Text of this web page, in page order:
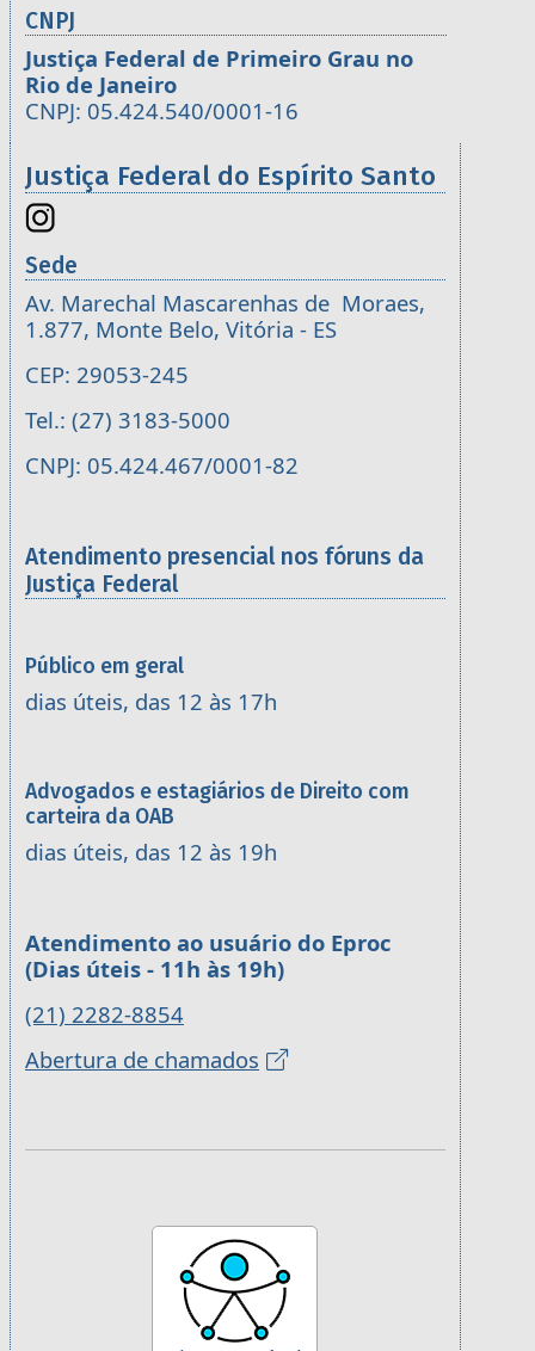
CNPJ
Justiça Federal de Primeiro Grau no
Rio de Janeiro
CNPJ: 05.424.540/0001-16
Justiça Federal do Espírito Santo
Sede
Av. Marechal Mascarenhas de Moraes,
1.877, Monte Belo, Vitória - ES
CEP: 29053-245
Tel.: (27) 3183-5000
CNPJ: 05.424.467/0001-82
Atendimento presencial nos fóruns da
Justiça Federal
Público em geral
dias úteis, das 12 às 17h
Advogados e estagiários de Direito com
carteira da OAB
dias úteis, das 12 às 19h
Atendimento ao usuário do Eproc
(Dias úteis - 11h às 19h)
(21) 2282-8854
Abertura de chamados